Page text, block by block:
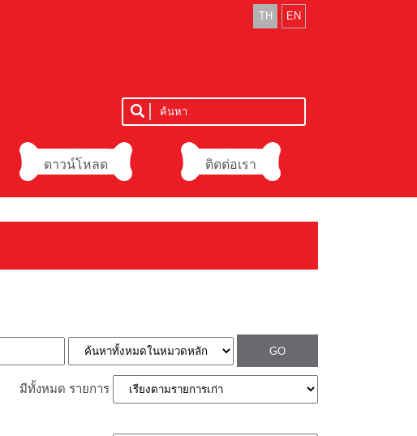
TH EN
ดาวน์โหลด ติดต่อเรา
มีทั้งหมด รายการ